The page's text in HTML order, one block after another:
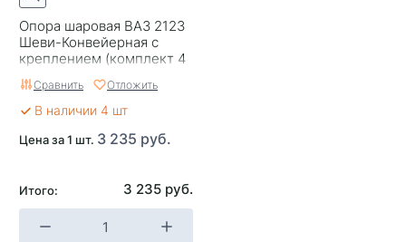
Опора шаровая ВАЗ 2123
Шеви-Конвейерная с
креплением (комплект 4
шт) /БелМаг/0145
Сравнить Отложить
В наличии 4 шт
Цена за 1 шт. 3 235 руб.
Итого: 3 235 руб.